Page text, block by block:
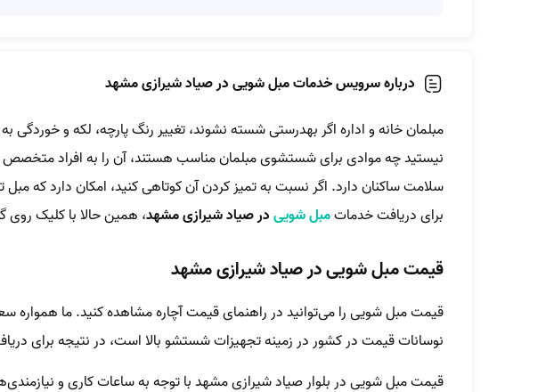
درباره سرویس خدمات مبل شویی در صیاد شیرازی مشهد
مبلمان خانه و اداره اگر بهدرستی شسته نشوند، تغییر رنگ پارچه، لکه و خوردگی
نیستید چه موادی برای شستشوی مبلمان مناسب هستند، آن را به افراد متخصص
سلامت ساکنان دارد. اگر نسبت به تمیز کردن آن کوتاهی کنید، امکان دارد که
برای دریافت خدماتمبل شوییدر صیاد شیرازی مشهد، همین حالا با کلیک روی
قیمت مبل شویی در صیاد شیرازی مشهد
قیمت مبل شویی را می‌توانید در راهنمای قیمت آچاره مشاهده کنید. ما همواره
نوسانات قیمت در کشور در زمینه تجهیزات شستشو بالا است، در نتیجه برای
قیمت مبل شویی در بلوار صیاد شیرازی مشهد با توجه به ساعات کاری و